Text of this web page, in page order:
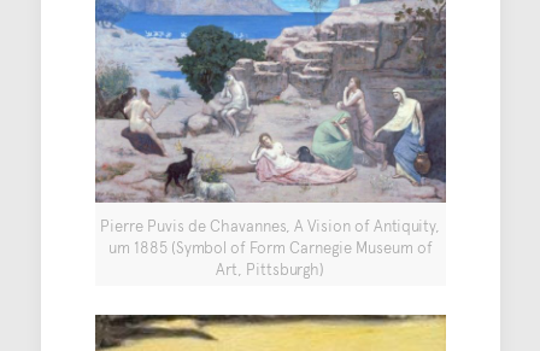
Pierre Puvis de Chavannes, A Vision of Antiquity,
um 1885 (Symbol of Form Carnegie Museum of
Art, Pittsburgh)